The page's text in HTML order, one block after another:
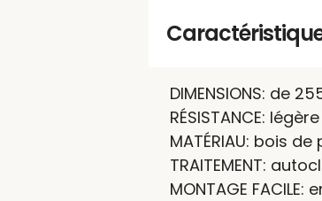
DIMENSIONS: de
RÉSISTANCE: légère
MATÉRIAU: bois
TRAITEMENT:
MONTAGE FACILE: